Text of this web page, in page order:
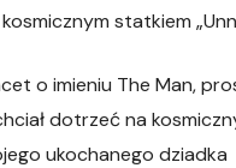
statkiem
o imieniu The Man,
dotrzeć na
ukochanego dziadka